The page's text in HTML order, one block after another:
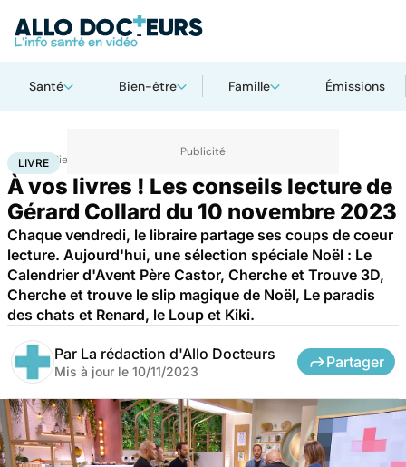
Santé Bien-être Famille Émissions
Accueil Bien-être
LIVRE
À vos livres ! Les conseils lecture de
Gérard Collard du 10 novembre 2023
Chaque vendredi, le libraire partage ses coups de coeur
lecture. Aujourd'hui, une sélection spéciale Noël : Le
Calendrier d'Avent Père Castor, Cherche et Trouve 3D,
Cherche et trouve le slip magique de Noël, Le paradis
des chats et Renard, le Loup et Kiki.
Par La rédaction d'Allo Docteurs
Mis à jour le 10/11/2023
Partager